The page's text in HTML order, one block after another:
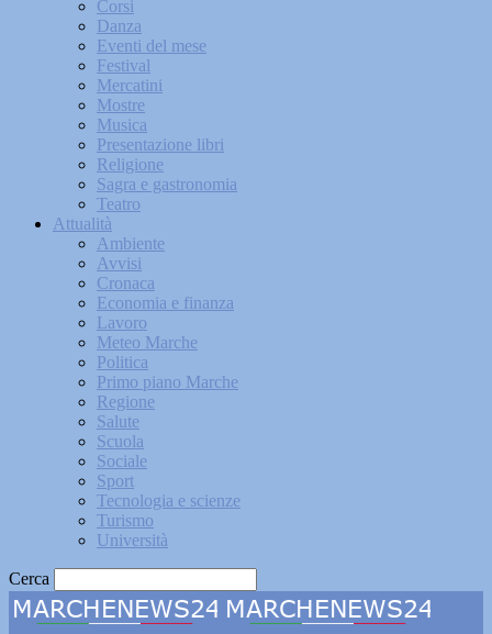
Corsi
Danza
Eventi del mese
Festival
Mercatini
Mostre
Musica
Presentazione libri
Religione
Sagra e gastronomia
Teatro
Attualità
Ambiente
Avvisi
Cronaca
Economia e finanza
Lavoro
Meteo Marche
Politica
Primo piano Marche
Regione
Salute
Scuola
Sociale
Sport
Tecnologia e scienze
Turismo
Università
Cerca